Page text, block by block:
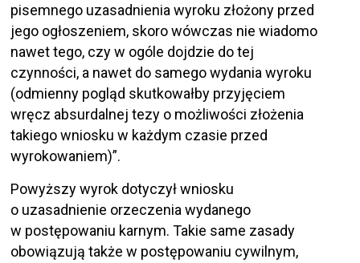
pisemnego uzasadnienia wyroku złożony przed
jego ogłoszeniem, skoro wówczas nie wiadomo
nawet tego, czy w ogóle dojdzie do tej
czynności, a nawet do samego wydania wyroku
(odmienny pogląd skutkowałby przyjęciem
wręcz absurdalnej tezy o możliwości złożenia
takiego wniosku w każdym czasie przed
wyrokowaniem)”.
Powyższy wyrok dotyczył wniosku
o uzasadnienie orzeczenia wydanego
w postępowaniu karnym. Takie same zasady
obowiązują także w postępowaniu cywilnym,